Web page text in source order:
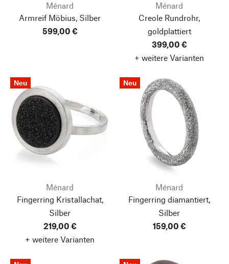
Ménard
Armreif Möbius, Silber
599,00 €
Ménard
Creole Rundrohr,
goldplattiert
399,00 €
+ weitere Varianten
Neu
Ménard
Fingerring Kristallachat,
Silber
219,00 €
+ weitere Varianten
Neu
Ménard
Fingerring diamantiert,
Silber
159,00 €